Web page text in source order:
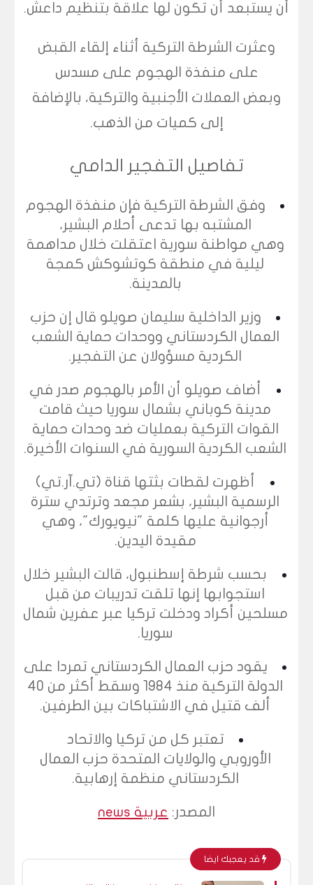
أن يستبعد أن تكون لها علاقة بتنظيم داعش.
وعثرت الشرطة التركية أثناء إلقاء القبض
على منفذة الهجوم على مسدس
وبعض العملات الأجنبية والتركية، بالإضافة
إلى كميات من الذهب.
تفاصيل التفجير الدامي
وفق الشرطة التركية فإن منفذة الهجوم
المشتبه بها تدعى أحلام البشير،
وهي مواطنة سورية اعتقلت خلال مداهمة
ليلية في منطقة كوتشوكش كمجة
بالمدينة.
وزير الداخلية سليمان صويلو قال إن حزب
العمال الكردستاني ووحدات حماية الشعب
الكردية مسؤولان عن التفجير.
أضاف صويلو أن الأمر بالهجوم صدر في
مدينة كوباني بشمال سوريا حيث قامت
القوات التركية بعمليات ضد وحدات حماية
الشعب الكردية السورية في السنوات الأخيرة.
أظهرت لقطات بثتها قناة (تي.آر.تي)
الرسمية البشير، بشعر مجعد وترتدي سترة
أرجوانية عليها كلمة "نيويورك"، وهي
مقيدة اليدين.
بحسب شرطة إسطنبول، قالت البشير خلال
استجوابها إنها تلقت تدريبات من قبل
مسلحين أكراد ودخلت تركيا عبر عفرين شمال
سوريا.
يقود حزب العمال الكردستاني تمردا على
الدولة التركية منذ 1984 وسقط أكثر من 40
ألف قتيل في الاشتباكات بين الطرفين.
تعتبر كل من تركيا والاتحاد
الأوروبي والولايات المتحدة حزب العمال
الكردستاني منظمة إرهابية.
المصدر: عربية news
قد يعجبك ايضا